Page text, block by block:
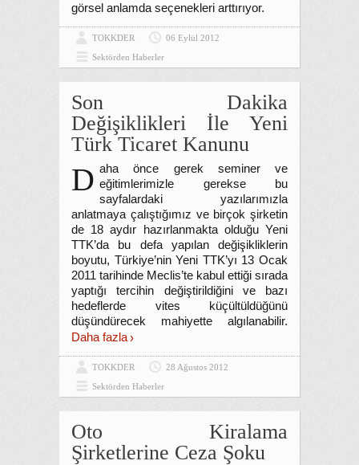
görsel anlamda seçenekleri arttırıyor.
TOKKDER
06 Eylül 2012
Sektörden Haberler
Son Dakika
Değişiklikleri İle Yeni
Türk Ticaret Kanunu
D aha önce gerek seminer ve
eğitimlerimizle gerekse bu
sayfalardaki yazılarımızla
anlatmaya çalıştığımız ve birçok şirketin
de 18 aydır hazırlanmakta olduğu Yeni
TTK’da bu defa yapılan değişikliklerin
boyutu, Türkiye’nin Yeni TTK’yı 13 Ocak
2011 tarihinde Meclis’te kabul ettiği sırada
yaptığı tercihin değiştirildiğini ve bazı
hedeflerde vites küçültüldüğünü
düşündürecek mahiyette algılanabilir.
Daha fazla
TOKKDER
28 Ağustos 2012
Sektörden Haberler
Oto Kiralama
Şirketlerine Ceza Şoku